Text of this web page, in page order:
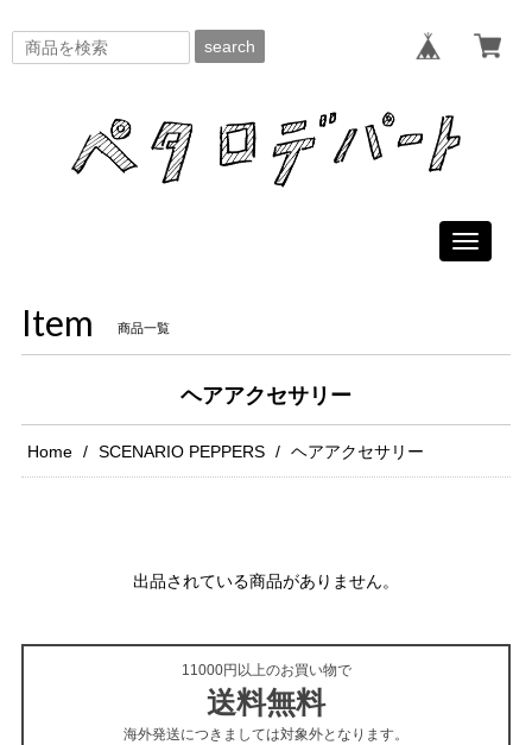
search
Toggle
Item 商品一覧
ヘアアクセサリー
Home SCENARIO PEPPERS ヘアアクセサリー
出品されている商品がありません。
11000円以上のお買い物で
送料無料
海外発送につきましては対象外となります。